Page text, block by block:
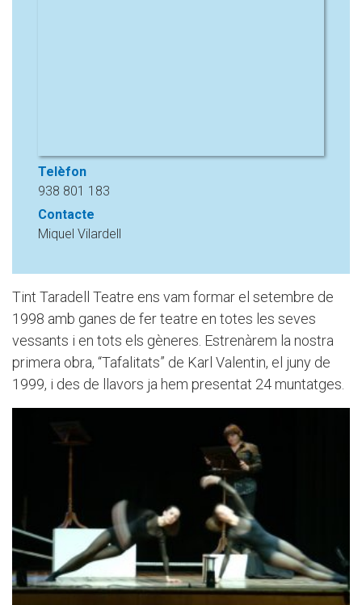
Telèfon
938 801 183
Contacte
Miquel Vilardell
Tint Taradell Teatre ens vam formar el setembre de
1998 amb ganes de fer teatre en totes les seves
vessants i en tots els gèneres. Estrenàrem la nostra
primera obra, “Tafalitats” de Karl Valentin, el juny de
1999, i des de llavors ja hem presentat 24 muntatges.